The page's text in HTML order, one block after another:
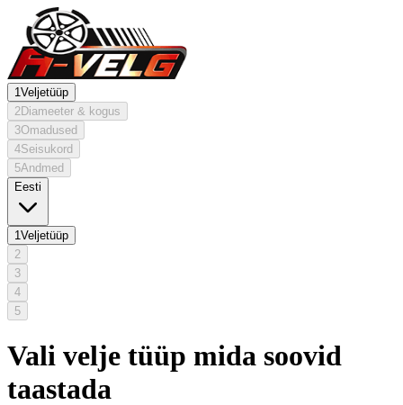
1Veljetüüp
2Diameeter & kogus
3Omadused
4Seisukord
5Andmed
Eesti
1Veljetüüp
2
3
4
5
Vali velje tüüp mida soovid
taastada